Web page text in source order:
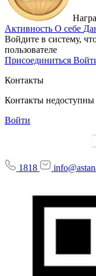
Активность О себе
Войдите в систему,
пользователе
Присоединиться
Контакты
Контакты недоступны
Войти
1818